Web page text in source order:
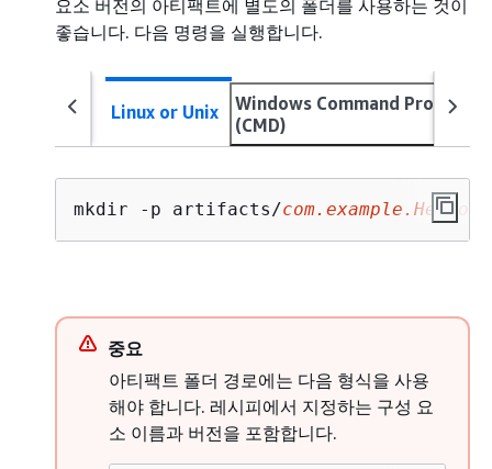
요소 버전의 아티팩트에 별도의 폴더를 사용하는 것이
좋습니다. 다음 명령을 실행합니다.
Linux or Unix
Windows Command Prompt
(CMD)
mkdir -p artifacts/
중요
아티팩트 폴더 경로에는 다음 형식을 사용
해야 합니다. 레시피에서 지정하는 구성 요
소 이름과 버전을 포함합니다.